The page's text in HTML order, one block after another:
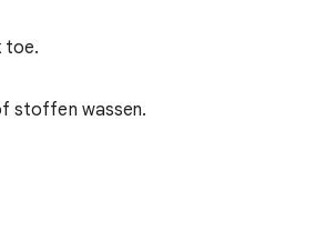
toe.
stoffen wassen.